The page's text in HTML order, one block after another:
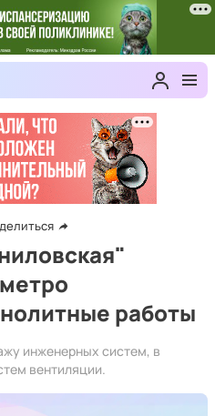
работы
инженерных систем, в
вентиляции.